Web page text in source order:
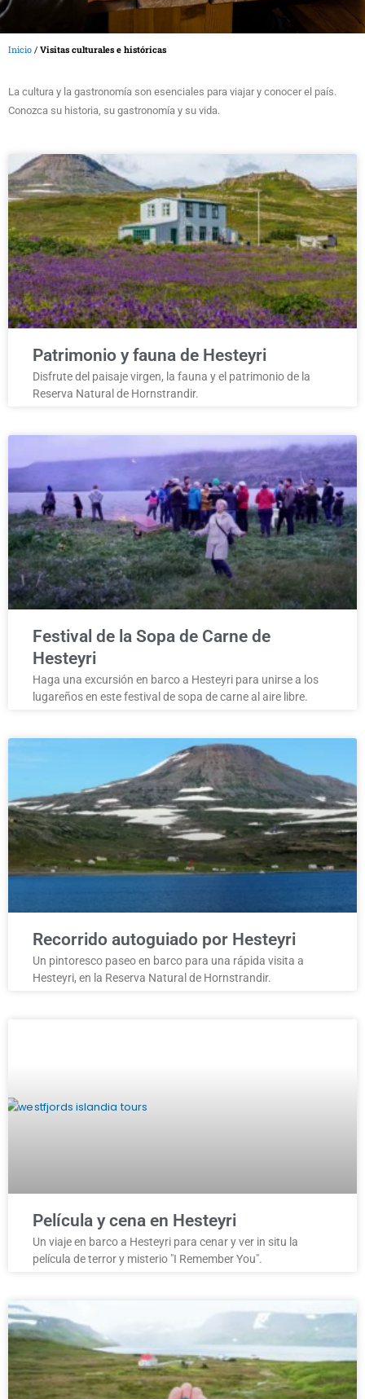
Inicio / Visitas culturales e históricas
La cultura y la gastronomía son esenciales para viajar y conocer el país.
Conozca su historia, su gastronomía y su vida.
Patrimonio y fauna de Hesteyri
Disfrute del paisaje virgen, la fauna y el patrimonio de la
Reserva Natural de Hornstrandir.
Festival de la Sopa de Carne de
Hesteyri
Haga una excursión en barco a Hesteyri para unirse a los
lugareños en este festival de sopa de carne al aire libre.
Recorrido autoguiado por Hesteyri
Un pintoresco paseo en barco para una rápida visita a
Hesteyri, en la Reserva Natural de Hornstrandir.
Película y cena en Hesteyri
Un viaje en barco a Hesteyri para cenar y ver in situ la
película de terror y misterio "I Remember You".